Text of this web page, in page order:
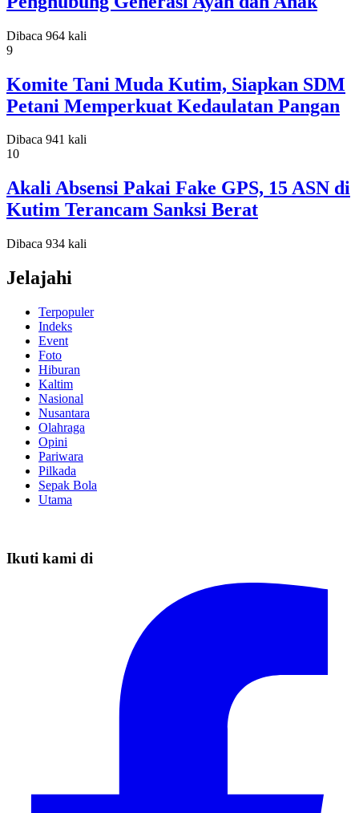
Dibaca 964 kali
9
Komite Tani Muda Kutim, Siapkan SDM
Petani Memperkuat Kedaulatan Pangan
Dibaca 941 kali
10
Akali Absensi Pakai Fake GPS, 15 ASN di
Kutim Terancam Sanksi Berat
Dibaca 934 kali
Jelajahi
Terpopuler
Indeks
Event
Foto
Hiburan
Kaltim
Nasional
Nusantara
Olahraga
Opini
Pariwara
Pilkada
Sepak Bola
Utama
Ikuti kami di